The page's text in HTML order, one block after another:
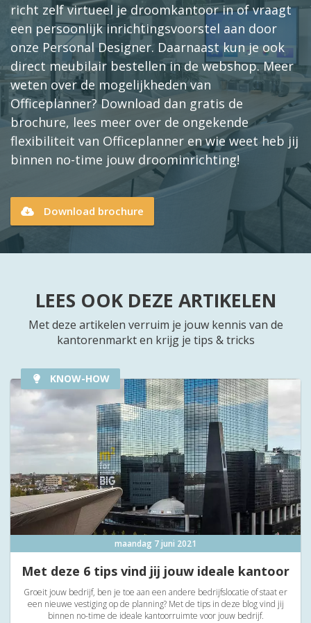
richt zelf virtueel je droomkantoor in of vraagt
een persoonlijk inrichtingsvoorstel aan door
onze Personal Designer. Daarnaast kun je ook
direct meubilair bestellen in de webshop. Meer
weten over de mogelijkheden van
Officeplanner? Download dan gratis de
brochure, lees meer over de ongekende
flexibiliteit van Officeplanner en wie weet heb jij
binnen no-time jouw droominrichting!
Download brochure
LEES OOK DEZE ARTIKELEN
Met deze artikelen verruim je jouw kennis van de
kantorenmarkt en krijg je tips & tricks
KNOW-HOW
maandag 7 juni 2021
Met deze 6 tips vind jij jouw ideale kantoor
Groeit jouw bedrijf, ben je toe aan een andere bedrijfslocatie of staat er
een nieuwe vestiging op de planning? Met de tips in deze blog vind jij
binnen no-time de ideale kantoorruimte voor jouw bedrijf.